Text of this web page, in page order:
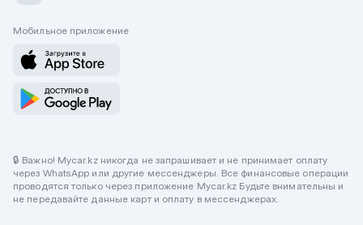
Мобильное приложение
🔒 Важно! Mycar.kz никогда не запрашивает и не принимает оплату
через WhatsApp или другие мессенджеры. Все финансовые операции
проводятся только через приложение Mycar.kz Будьте внимательны и
не передавайте данные карт и оплату в мессенджерах.